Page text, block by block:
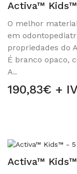
Activa™
O melhor
em
propriedades do
É branco opaco,
A..
190,83€ +
Activa™